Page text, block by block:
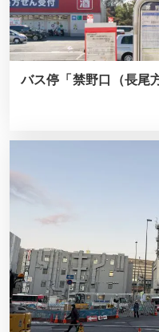
バス停「禁野口（長尾